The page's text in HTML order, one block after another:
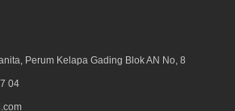
Perum Kelapa Gading Blok AN No, 8
04